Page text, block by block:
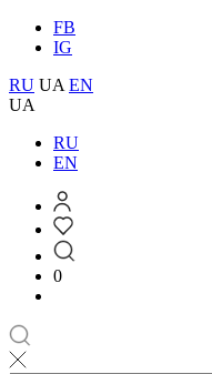
FB
IG
RU UA EN
UA
RU
EN
0